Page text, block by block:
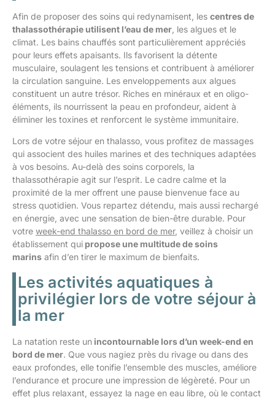
Afin de proposer des soins qui redynamisent, les centres de
thalassothérapie utilisent l’eau de mer , les algues et le
climat. Les bains chauffés sont particulièrement appréciés
pour leurs effets apaisants. Ils favorisent la détente
musculaire, soulagent les tensions et contribuent à améliorer
la circulation sanguine. Les enveloppements aux algues
constituent un autre trésor. Riches en minéraux et en oligo-
éléments, ils nourrissent la peau en profondeur, aident à
éliminer les toxines et renforcent le système immunitaire.
Lors de votre séjour en thalasso, vous profitez de massages
qui associent des huiles marines et des techniques adaptées
à vos besoins. Au-delà des soins corporels, la
thalassothérapie agit sur l’esprit. Le cadre calme et la
proximité de la mer offrent une pause bienvenue face au
stress quotidien. Vous repartez détendu, mais aussi rechargé
en énergie, avec une sensation de bien-être durable. Pour
votre week-end thalasso en bord de mer, veillez à choisir un
établissement qui propose une multitude de soins
marins afin d’en tirer le maximum de bienfaits.
Les activités aquatiques à
privilégier lors de votre séjour à
la mer
La natation reste un incontournable lors d’un week-end en
bord de mer. Que vous nagiez près du rivage ou dans des
eaux profondes, elle tonifie l’ensemble des muscles, améliore
l’endurance et procure une impression de légèreté. Pour un
effet plus relaxant, essayez la nage en eau libre, où le contact